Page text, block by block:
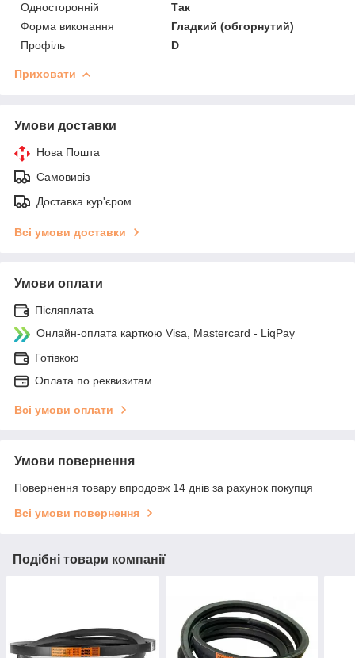
Односторонній
Так
Форма виконання
Гладкий (обгорнутий)
Профіль
D
Приховати
Умови доставки
Нова Пошта
Самовивіз
Доставка кур'єром
Всі умови доставки
Умови оплати
Післяплата
Онлайн-оплата карткою Visa, Mastercard - LiqPay
Готівкою
Оплата по реквизитам
Всі умови оплати
Умови повернення
Повернення товару впродовж 14 днів за рахунок покупця
Всі умови повернення
Подібні товари компанії